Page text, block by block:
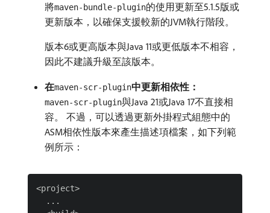
將maven-bundle-plugin的使用更新至5.1.5版或
更新版本，以確保支援較新的JVM執行階段。
版本6或更高版本與Java 11或更低版本不相容，
因此不建議升級至該版本。
在maven-scr-plugin中更新相依性：
maven-scr-plugin與Java 21或Java 17不直接相
容。 不過，可以透過更新外掛程式組態中的
ASM相依性版本來產生描述項檔案，如下列範
例所示：
<project>
  ...